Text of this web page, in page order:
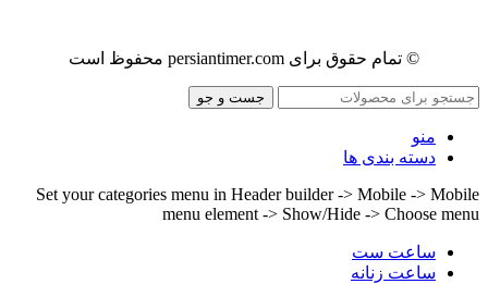
© تمام حقوق برای persiantimer.com محفوظ است
جست و جو
منو
دسته بندی ها
Set your categories menu in Header builder -> Mobile -> Mobile
menu element -> Show/Hide -> Choose menu
ساعت ست
ساعت زنانه